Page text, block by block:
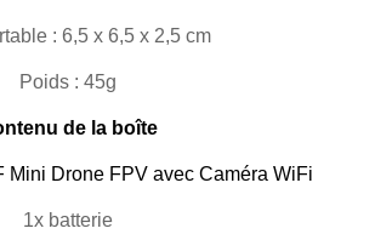
Dronları
: 6,5 x 6,5 x 2,5 cm
Poids : 45g
de la boîte
Mini Drone FPV avec Caméra WiFi
1x batterie